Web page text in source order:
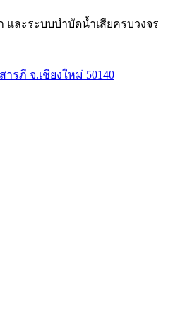
และระบบบำบัดน้ำเสียครบวงจร
ารภี จ.เชียงใหม่ 50140